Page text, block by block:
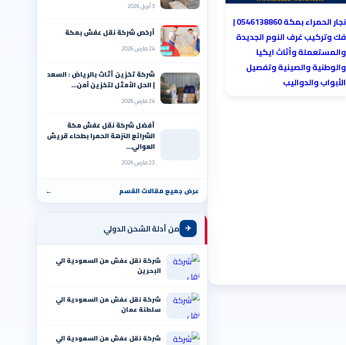
نجار الحمراء بمكة 0546138860⁩ |
فك وتركيب غرف النوم الجديدة
والمستعملة وأثاث ايكيا
والوطنية والصينية وتفصيل
الأبواب والدواليب
3 أبريل 2026
أرخص شركة نقل عفش بمكة
24 مارس 2026
شركة تخزين أثاث بالرياض : السعد
| الحل الأمثل لتخزين آمن…
24 مارس 2026
أفضل شركة نقل عفش مكة
الشرائع النزهة الحمرا بطحاء قريش
العوالي…
23 مارس 2026
عرض جميع مقالات القسم ←
✈ من أدلة الشحن الدولي
شركة نقل عفش من السعودية الي
البحرين
شركة نقل عفش من السعودية الي
سلطنة عمان
شركة نقل عفش من السعودية الي